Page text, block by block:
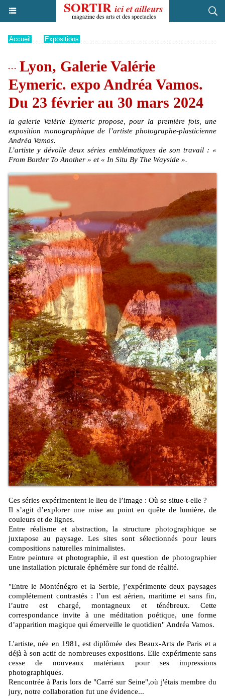
Accueil Expositions
Lyon, Galerie Valérie
Eymeric. expo Andréa Vamos.
Du 23 février au 30 mars 2024
la galerie Valérie Eymeric propose, pour la première fois, une
exposition monographique de l’artiste photographe-plasticienne
Andréa Vamos.
L’artiste y dévoile deux séries emblématiques de son travail : «
From Border To Another » et « In Situ By The Wayside ».
Ces séries expérimentent le lieu de l’image : Où se situe-t-elle ?
Il s’agit d’explorer une mise au point en quête de lumière, de
couleurs et de lignes.
Entre réalisme et abstraction, la structure photographique se
juxtapose au paysage. Les sites sont sélectionnés pour leurs
compositions naturelles minimalistes.
Entre peinture et photographie, il est question de photographier
une installation picturale éphémère sur fond de réalité.
"Entre le Monténégro et la Serbie, j’expérimente deux paysages
complétement contrastés : l’un est aérien, maritime et sans fin,
l’autre est chargé, montagneux et ténébreux. Cette
correspondance invite à une méditation poétique, une forme
d’apparition magique qui émerveille le quotidien" Andréa Vamos.
L'artiste, née en 1981, est diplômée des Beaux-Arts de Paris et a
déjà à son actif de nombreuses expositions. Elle expérimente sans
cesse de nouveaux matériaux pour ses impressions
photographiques.
Rencontrée à Paris lors de "Carré sur Seine",où j'étais membre du
jury, notre collaboration fut une évidence...